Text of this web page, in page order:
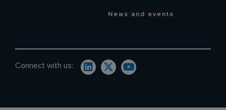
News and events
Connect with us: